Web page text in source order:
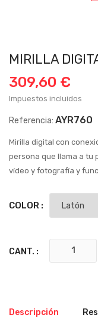
MIRILLA
309,60 €
Impuestos incluidos
Referencia: AYR760
Mirilla digital con
persona que llama a tu
vídeo y fotografía y
COLOR :
CANT. :
Descripción